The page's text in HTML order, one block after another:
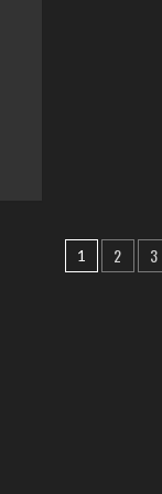
la
banda
1 2 3